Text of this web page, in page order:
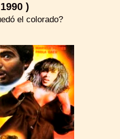
)
el colorado?